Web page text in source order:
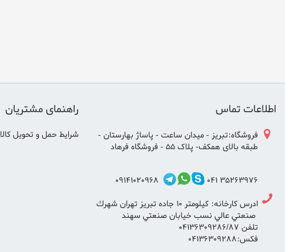
اطلاعات تماس
فروشگاه:تبریز - میدان ساعت - پاساژ بهارستان -
طبقه بالای همکف- پلاک 55 - فروشگاه فرهاد
35263976 041
09141020968
ادرس كارخانه: كيلومتر ١٠ جاده تبريز تهران شهرك
تلفن ٠٤١٣٦٣٠٩٢٨٦/٨٧
فكس:٠٤١٣٦٣٠٩٢٨٨
راهنمای مشتریان
شرایط حمل و تحویل کالا